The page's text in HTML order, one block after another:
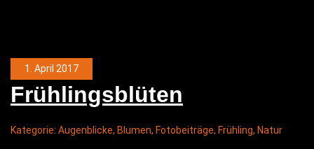
1. April 2017
Früh­lings­blü­ten
Kategorie: Augenblicke, Blumen, Fotobeiträge, Frühling, Natur